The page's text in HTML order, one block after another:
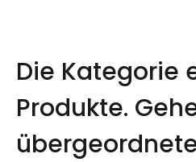
Die Kategorie
Produkte.